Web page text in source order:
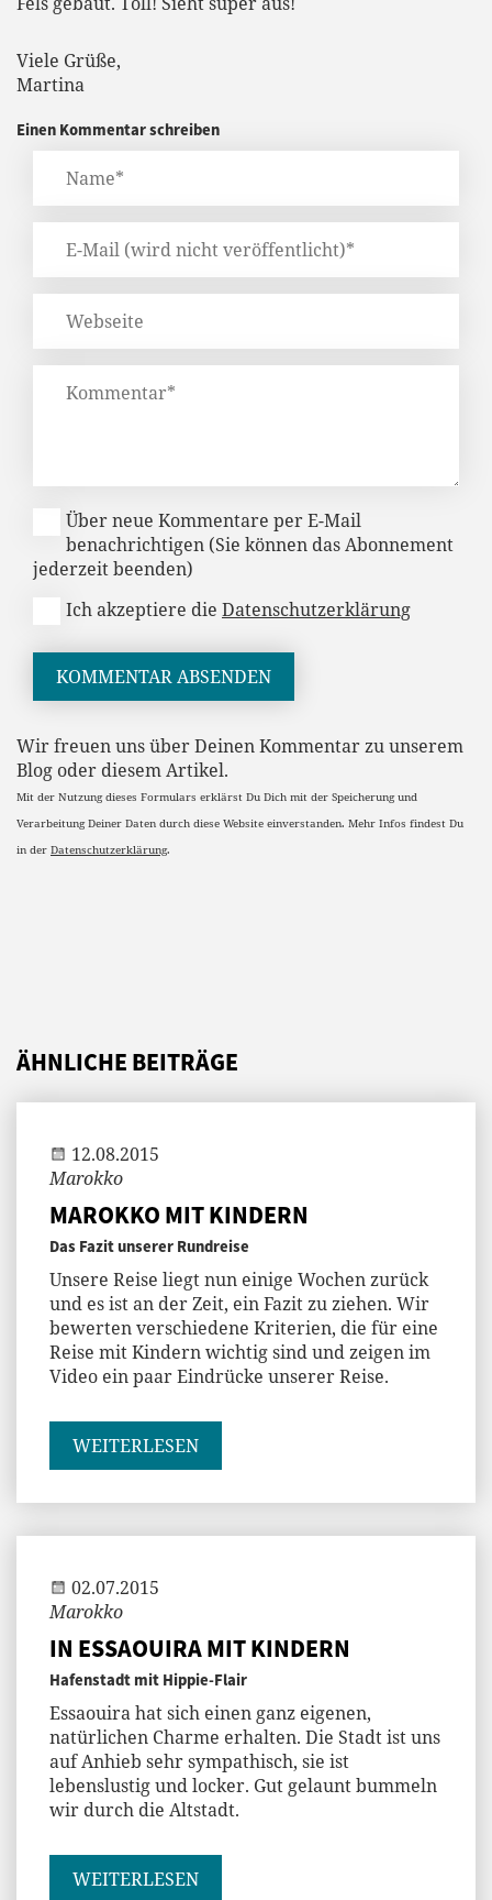
Viele Grüße,
Martina
Einen Kommentar schreiben
Über neue Kommentare per E-Mail
benachrichtigen (Sie können das Abonnement
jederzeit beenden)
Ich akzeptiere die Datenschutzerklärung
KOMMENTAR ABSENDEN
Wir freuen uns über Deinen Kommentar zu unserem
Blog oder diesem Artikel.
Mit der Nutzung dieses Formulars erklärst Du Dich mit der Speicherung und
Verarbeitung Deiner Daten durch diese Website einverstanden. Mehr Infos findest Du
in der Datenschutzerklärung.
ÄHNLICHE BEITRÄGE
12.08.2015
Marokko
MAROKKO MIT KINDERN
Das Fazit unserer Rundreise
Unsere Reise liegt nun einige Wochen zurück
und es ist an der Zeit, ein Fazit zu ziehen. Wir
bewerten verschiedene Kriterien, die für eine
Reise mit Kindern wichtig sind und zeigen im
Video ein paar Eindrücke unserer Reise.
WEITERLESEN
02.07.2015
Marokko
IN ESSAOUIRA MIT KINDERN
Hafenstadt mit Hippie-Flair
Essaouira hat sich einen ganz eigenen,
natürlichen Charme erhalten. Die Stadt ist uns
auf Anhieb sehr sympathisch, sie ist
lebenslustig und locker. Gut gelaunt bummeln
wir durch die Altstadt.
WEITERLESEN